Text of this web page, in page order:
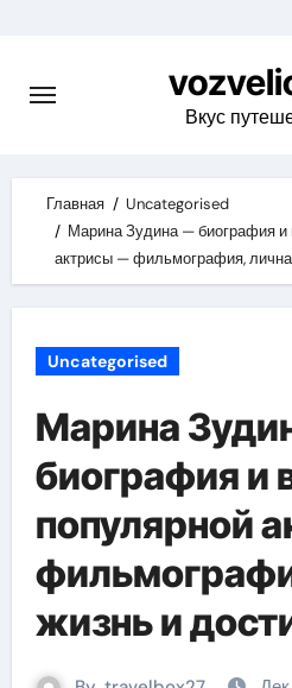
content
Вкус
Главная
Uncategorised
Марина Зудина — биография и
актрисы — фильмография,
Uncategorised
Марина
биография и
популярной
жизнь и